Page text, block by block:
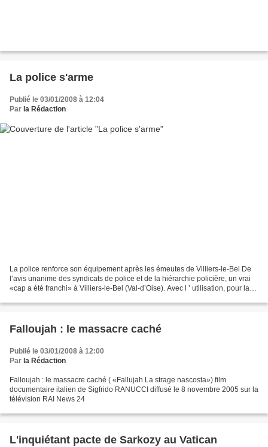
La police s'arme
Publié le 03/01/2008 à 12:04
Par la Rédaction
La police renforce son équipement après les émeutes de Villiers-le-Bel De
l’avis unanime des syndicats de police et de la hiérarchie policière, un vrai
«cap a été franchi» à Villiers-le-Bel (Val-d’Oise). Avec l ’ utilisation, pour la
Falloujah : le massacre caché
Publié le 03/01/2008 à 12:00
Par la Rédaction
Falloujah : le massacre caché ( «Fallujah La strage nascosta») film
documentaire italien de Sigfrido RANUCCI diffusé le 8 novembre 2005 sur la
télévision RAI News 24
L'inquiétant pacte de Sarkozy au Vatican